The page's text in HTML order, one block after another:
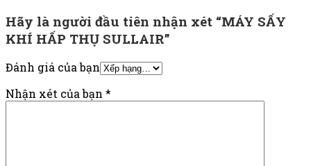
Hãy là người đầu tiên nhận xét “MÁY SẤY
KHÍ HẤP THỤ SULLAIR”
Đánh giá của bạn
Nhận xét của bạn *